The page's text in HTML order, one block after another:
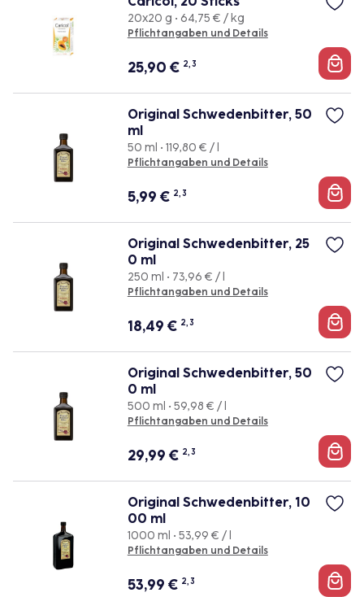
20x20 g • 64,75 € / kg
Pflichtangaben und Details
25,90 € 2, 3
Original Schwedenbitter, 50
ml
50 ml • 119,80 € / l
Pflichtangaben und Details
5,99 € 2, 3
Original Schwedenbitter, 25
0 ml
250 ml • 73,96 € / l
Pflichtangaben und Details
18,49 € 2, 3
Original Schwedenbitter, 50
0 ml
500 ml • 59,98 € / l
Pflichtangaben und Details
29,99 € 2, 3
Original Schwedenbitter, 10
00 ml
1000 ml • 53,99 € / l
Pflichtangaben und Details
53,99 € 2, 3